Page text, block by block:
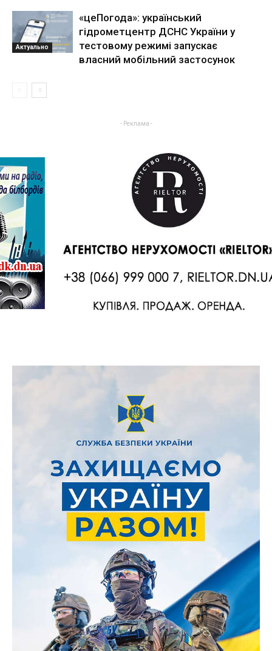
Актуально
«цеПогода»: український
гідрометцентр ДСНС України у
тестовому режимі запускає
власний мобільний застосунок
- Реклама -